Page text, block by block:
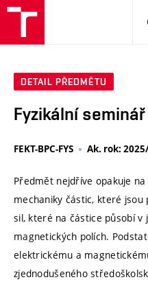
DETAIL PŘEDMĚTU
Fyzikální seminář
FEKT-BPC-FYS Ak. rok:
Předmět nejdříve opakuje
mechaniky částic, které jsou
sil, které na částice působí v
magnetických polích.
elektrickému a
zjednodušeného